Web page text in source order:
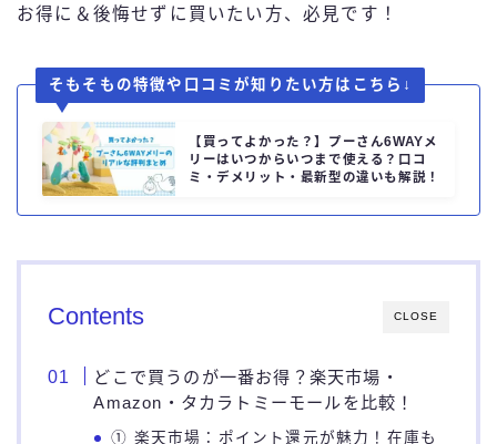
お得に＆後悔せずに買いたい方、必見です！
そもそもの特徴や口コミが知りたい方はこちら↓
【買ってよかった？】プーさん6WAYメ
リーはいつからいつまで使える？口コ
ミ・デメリット・最新型の違いも解説！
CLOSE
Contents
どこで買うのが一番お得？楽天市場・
Amazon・タカラトミーモールを比較！
① 楽天市場：ポイント還元が魅力！在庫も